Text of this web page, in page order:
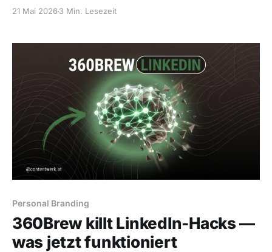
21 Mai 20263 Min. Lesezeit
Personal Branding
360Brew killt LinkedIn-Hacks —
was jetzt funktioniert